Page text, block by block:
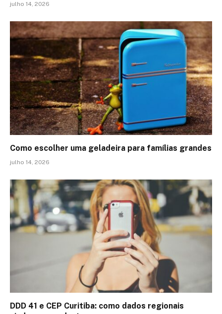
julho 14, 2026
Como escolher uma geladeira para famílias grandes
julho 14, 2026
DDD 41 e CEP Curitiba: como dados regionais